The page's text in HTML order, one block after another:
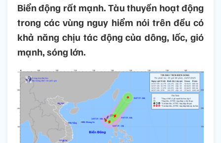
Biển động rất mạnh. Tàu thuyền hoạt động
trong các vùng nguy hiểm nói trên đều có
khả năng chịu tác động của dông, lốc, gió
mạnh, sóng lớn.